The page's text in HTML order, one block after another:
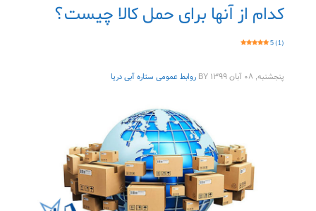
کدام از آنها برای حمل کالا چیست؟
5 (1)
پنجشنبه, ۰۸ آبان ۱۳۹۹ BY روابط عمومی ستاره آبی دریا